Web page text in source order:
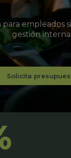
para empleados
gestión interna.
Solicita